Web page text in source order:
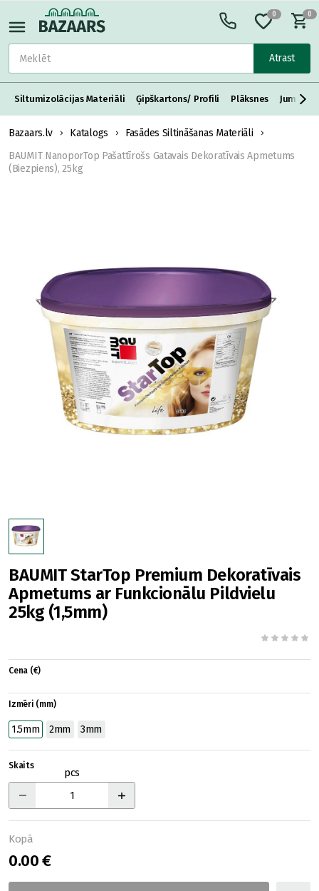
Atrast
0 0
Siltumizolācijas Materiāli Ģipškartons/ Profili Plāksnes Jumta
Bazaars.lv Katalogs
Fasādes Siltināšanas Materiāli
BAUMIT NanoporTop Pašattīrošs Gatavais Dekoratīvais Apmetums
(Biezpiens), 25kg
BAUMIT StarTop Premium Dekoratīvais
Apmetums ar Funkcionālu Pildvielu
25kg (1,5mm)
Cena (€)
Izmēri (mm)
1.5mm 2mm 3mm
Skaits
pcs
Kopā
0.00 €